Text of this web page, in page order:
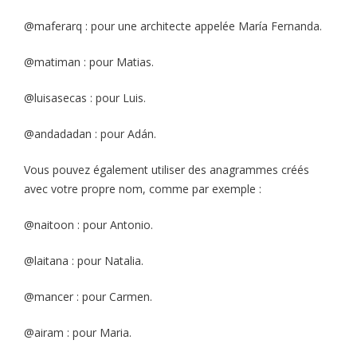
@maferarq : pour une architecte appelée María Fernanda.
@matiman : pour Matias.
@luisasecas : pour Luis.
@andadadan : pour Adán.
Vous pouvez également utiliser des anagrammes créés
avec votre propre nom, comme par exemple :
@naitoon : pour Antonio.
@laitana : pour Natalia.
@mancer : pour Carmen.
@airam : pour Maria.